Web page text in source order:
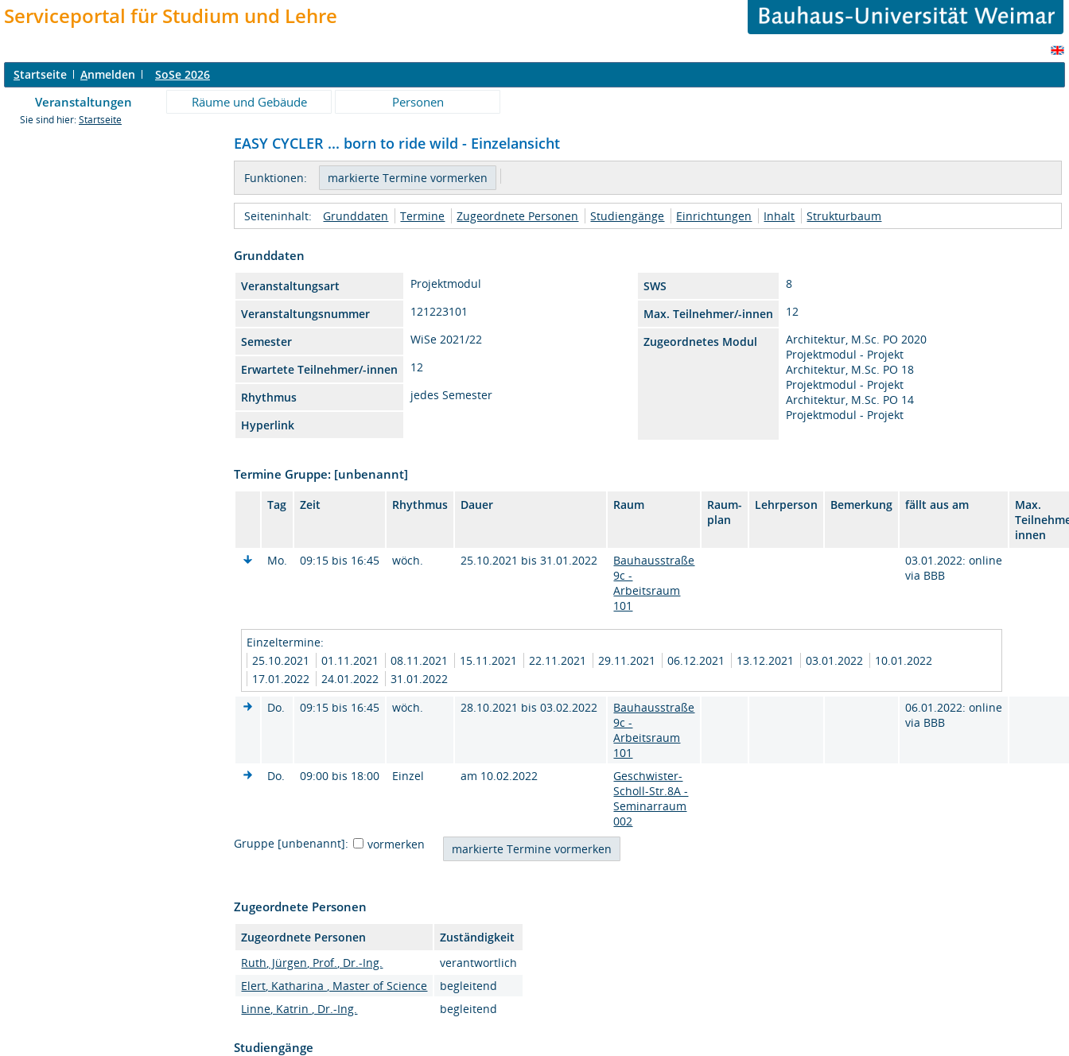
Serviceportal für Studium und Lehre
Startseite Anmelden SoSe 2026
Veranstaltungen Räume und Gebäude Personen
Sie sind hier: Startseite
EASY CYCLER ... born to ride wild - Einzelansicht
Funktionen:
Seiteninhalt: Grunddaten Termine Zugeordnete Personen Studiengänge Einrichtungen Inhalt Strukturbaum
Grunddaten
Veranstaltungsart Projektmodul SWS
8
Veranstaltungsnummer
121223101 Max. Teilnehmer/-innen
12
Semester
WiSe 2021/22 Zugeordnetes Modul
Architektur, M.Sc. PO 2020
Projektmodul - Projekt
Architektur, M.Sc. PO 18
Projektmodul - Projekt
Architektur, M.Sc. PO 14
Projektmodul - Projekt
Erwartete Teilnehmer/-innen
12
Rhythmus
jedes Semester
Hyperlink
Termine Gruppe: [unbenannt]
Tag Zeit Rhythmus Dauer Raum
Raum-
plan
Lehrperson Bemerkung fällt aus am
Max.
innen
Mo.
09:15 bis 16:45 wöch. 25.10.2021 bis 31.01.2022
Bauhausstraße
9c -
Arbeitsraum
101
03.01.2022: online
via BBB
Einzeltermine:
25.10.2021
01.11.2021 08.11.2021 15.11.2021 22.11.2021 29.11.2021 06.12.2021 13.12.2021 03.01.2022
10.01.2022
17.01.2022
24.01.2022
31.01.2022
Do.
09:15 bis 16:45 wöch. 28.10.2021 bis 03.02.2022
Bauhausstraße
9c -
Arbeitsraum
101
06.01.2022: online
via BBB
Do. 09:00 bis 18:00 Einzel am 10.02.2022
Geschwister-
Scholl-Str.8A -
Seminarraum
002
Gruppe [unbenannt]:
vormerken
Zugeordnete Personen
Zugeordnete Personen
Zuständigkeit
Ruth, Jürgen, Prof., Dr.-Ing.
verantwortlich
Elert, Katharina , Master of Science
begleitend
Linne, Katrin , Dr.-Ing.
begleitend
Studiengänge